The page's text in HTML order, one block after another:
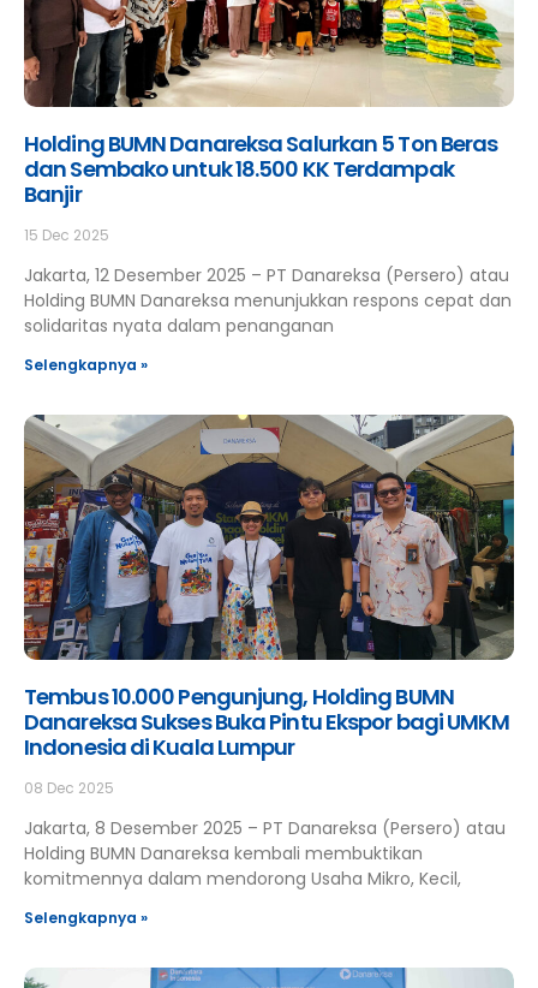
Holding BUMN Danareksa Salurkan 5 Ton Beras
dan Sembako untuk 18.500 KK Terdampak
Banjir
15 Dec 2025
Jakarta, 12 Desember 2025 – PT Danareksa (Persero) atau
Holding BUMN Danareksa menunjukkan respons cepat dan
solidaritas nyata dalam penanganan
Selengkapnya »
Tembus 10.000 Pengunjung, Holding BUMN
Danareksa Sukses Buka Pintu Ekspor bagi UMKM
Indonesia di Kuala Lumpur
08 Dec 2025
Jakarta, 8 Desember 2025 – PT Danareksa (Persero) atau
Holding BUMN Danareksa kembali membuktikan
komitmennya dalam mendorong Usaha Mikro, Kecil,
Selengkapnya »